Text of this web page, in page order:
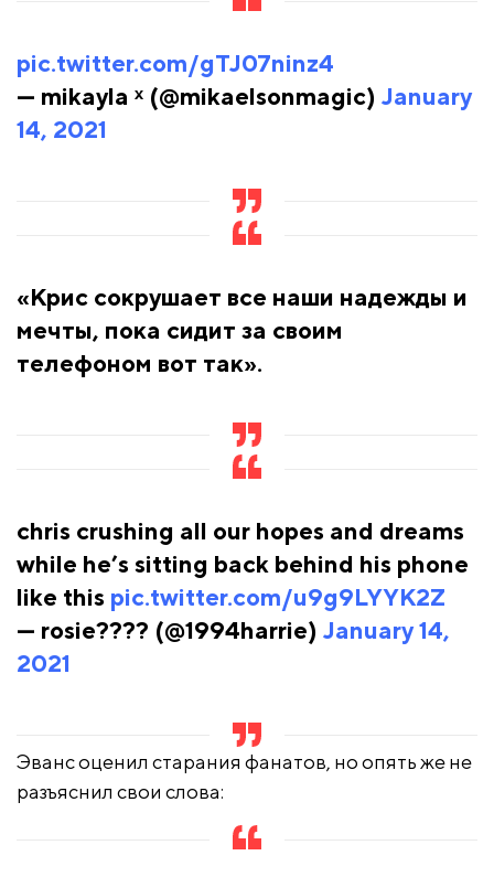
pic.twitter.com/gTJ07ninz4
— mikayla ˣ (@mikaelsonmagic) January
14, 2021
«Крис сокрушает все наши надежды и
мечты, пока сидит за своим
телефоном вот так».
chris crushing all our hopes and dreams
while he’s sitting back behind his phone
like this pic.twitter.com/u9g9LYYK2Z
— rosie???? (@1994harrie) January 14,
2021
Эванс оценил старания фанатов, но опять же не
разъяснил свои слова: